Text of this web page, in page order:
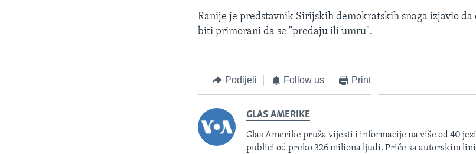
Ranije je predstavnik Sirijskih demokratskih snaga izjavio da
biti primorani da se "predaju ili umru".
Podijeli Follow us Print
GLAS AMERIKE
Glas Amerike pruža vijesti i informacije na više od 40
publici od preko 326 miliona ljudi. Priče sa autorskim